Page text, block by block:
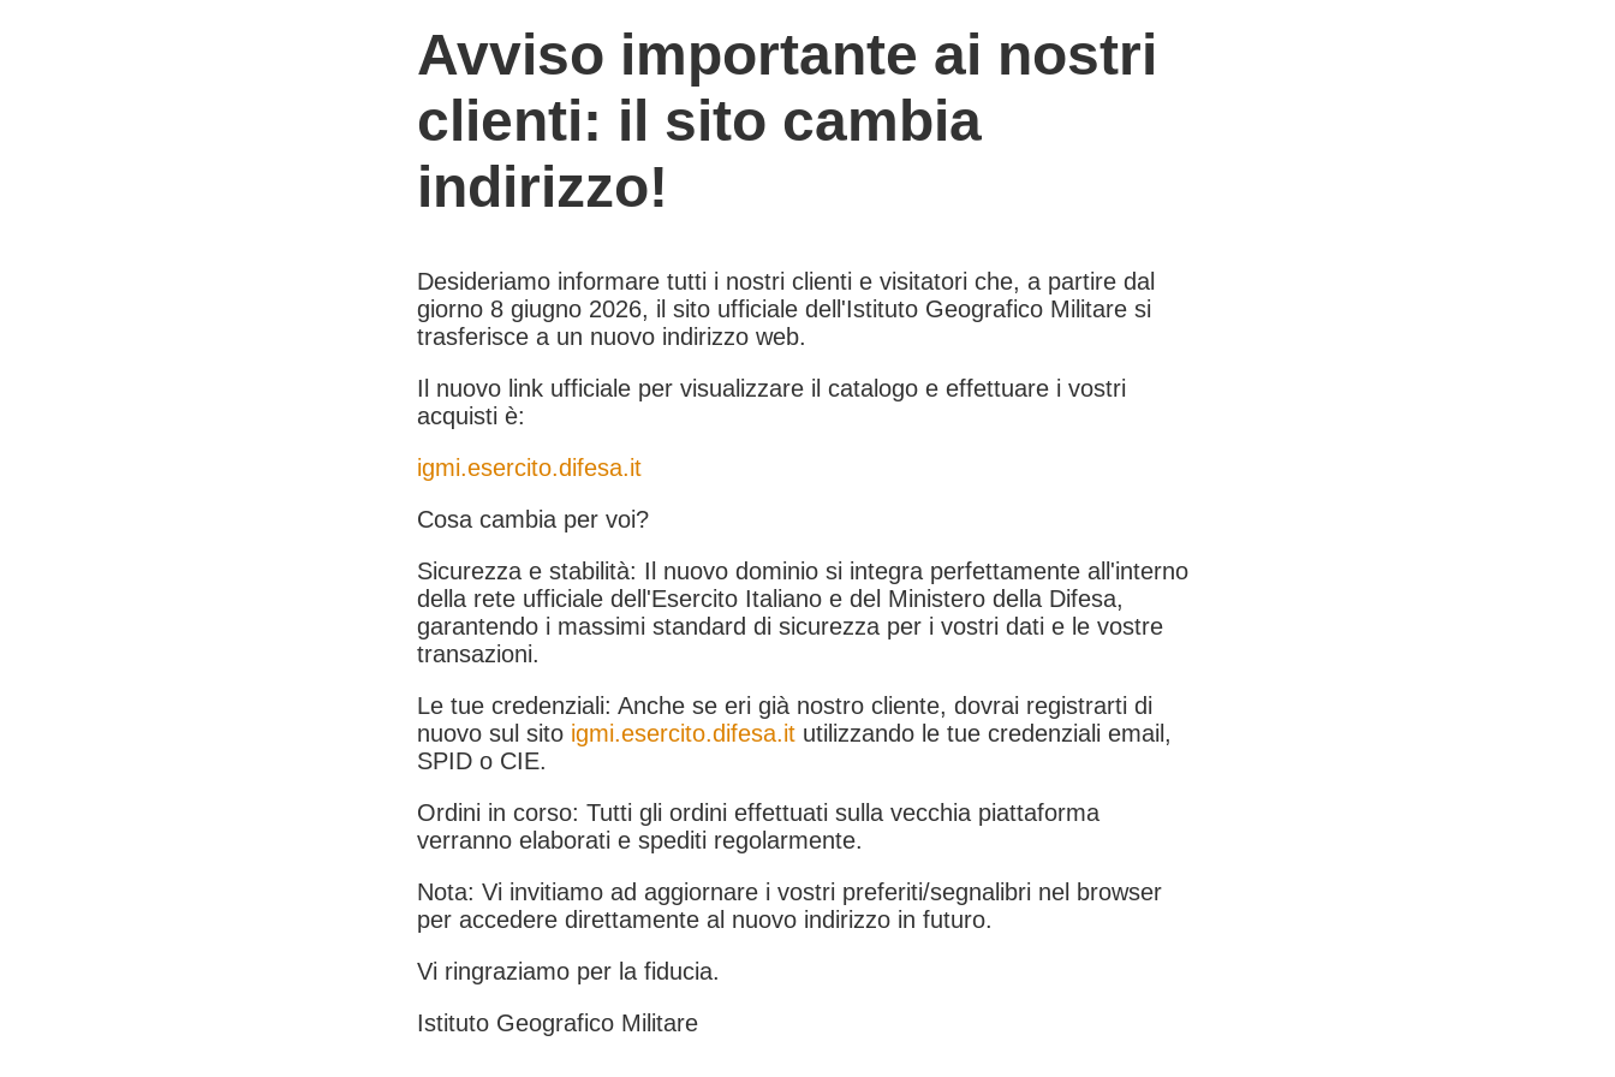
Avviso importante ai nostri
clienti: il sito cambia
indirizzo!
Desideriamo informare tutti i nostri clienti e visitatori che, a partire dal
giorno 8 giugno 2026, il sito ufficiale dell'Istituto Geografico Militare si
trasferisce a un nuovo indirizzo web.
Il nuovo link ufficiale per visualizzare il catalogo e effettuare i vostri
acquisti è:
igmi.esercito.difesa.it
Cosa cambia per voi?
Sicurezza e stabilità: Il nuovo dominio si integra perfettamente all'interno
della rete ufficiale dell'Esercito Italiano e del Ministero della Difesa,
garantendo i massimi standard di sicurezza per i vostri dati e le vostre
transazioni.
Le tue credenziali: Anche se eri già nostro cliente, dovrai registrarti di
nuovo sul sito igmi.esercito.difesa.it utilizzando le tue credenziali email,
SPID o CIE.
Ordini in corso: Tutti gli ordini effettuati sulla vecchia piattaforma
verranno elaborati e spediti regolarmente.
Nota: Vi invitiamo ad aggiornare i vostri preferiti/segnalibri nel browser
per accedere direttamente al nuovo indirizzo in futuro.
Vi ringraziamo per la fiducia.
Istituto Geografico Militare